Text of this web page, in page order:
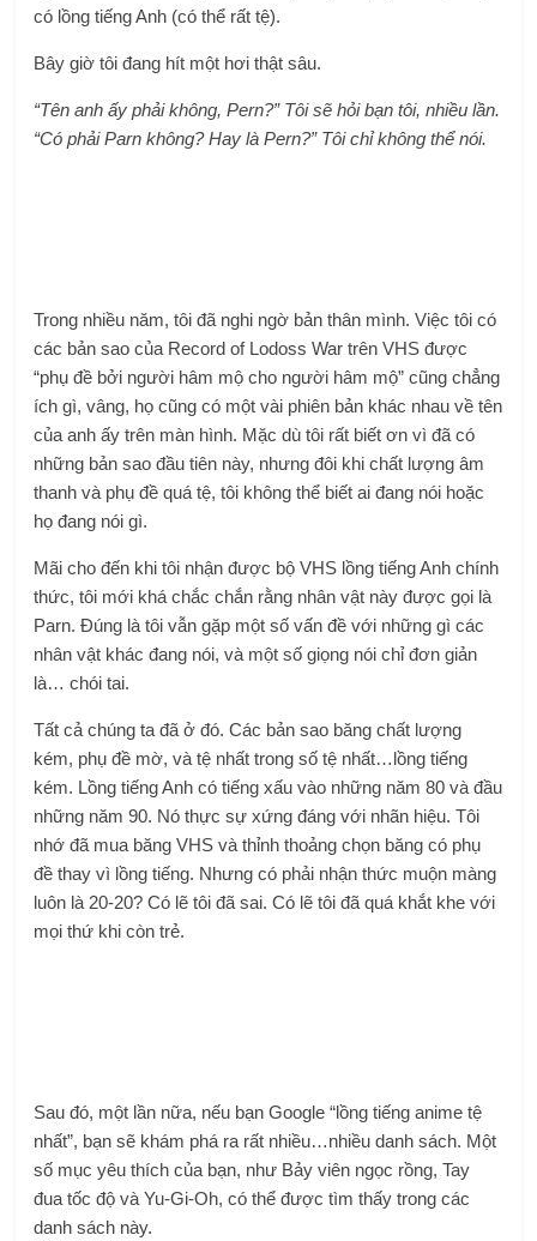
có lồng tiếng Anh (có thể rất tệ).
Bây giờ tôi đang hít một hơi thật sâu.
“Tên anh ấy phải không, Pern?” Tôi sẽ hỏi bạn tôi, nhiều lần.
“Có phải Parn không? Hay là Pern?” Tôi chỉ không thể nói.
Trong nhiều năm, tôi đã nghi ngờ bản thân mình. Việc tôi có
các bản sao của Record of Lodoss War trên VHS được
“phụ đề bởi người hâm mộ cho người hâm mộ” cũng chẳng
ích gì, vâng, họ cũng có một vài phiên bản khác nhau về tên
của anh ấy trên màn hình. Mặc dù tôi rất biết ơn vì đã có
những bản sao đầu tiên này, nhưng đôi khi chất lượng âm
thanh và phụ đề quá tệ, tôi không thể biết ai đang nói hoặc
họ đang nói gì.
Mãi cho đến khi tôi nhận được bộ VHS lồng tiếng Anh chính
thức, tôi mới khá chắc chắn rằng nhân vật này được gọi là
Parn. Đúng là tôi vẫn gặp một số vấn đề với những gì các
nhân vật khác đang nói, và một số giọng nói chỉ đơn giản
là… chói tai.
Tất cả chúng ta đã ở đó. Các bản sao băng chất lượng
kém, phụ đề mờ, và tệ nhất trong số tệ nhất…lồng tiếng
kém. Lồng tiếng Anh có tiếng xấu vào những năm 80 và đầu
những năm 90. Nó thực sự xứng đáng với nhãn hiệu. Tôi
nhớ đã mua băng VHS và thỉnh thoảng chọn băng có phụ
đề thay vì lồng tiếng. Nhưng có phải nhận thức muộn màng
luôn là 20-20? Có lẽ tôi đã sai. Có lẽ tôi đã quá khắt khe với
mọi thứ khi còn trẻ.
Sau đó, một lần nữa, nếu bạn Google “lồng tiếng anime tệ
nhất”, bạn sẽ khám phá ra rất nhiều…nhiều danh sách. Một
số mục yêu thích của bạn, như Bảy viên ngọc rồng, Tay
đua tốc độ và Yu-Gi-Oh, có thể được tìm thấy trong các
danh sách này.